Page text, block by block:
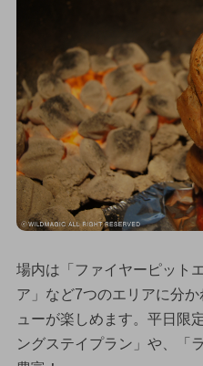
場内は「ファイヤーピット
ア」など7つのエリアに分
ューが楽しめます。平日限
ングステイプラン」や、「